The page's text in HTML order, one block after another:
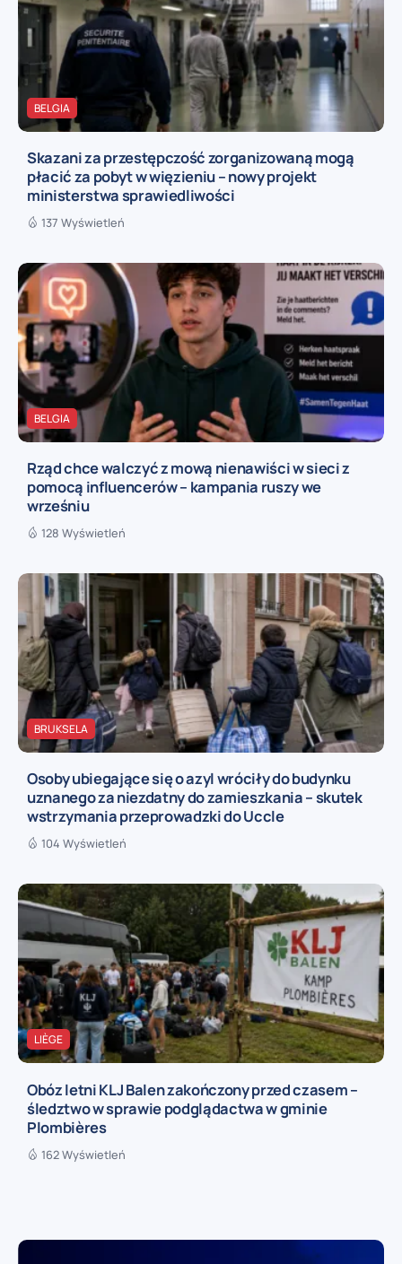
BELGIA
Skazani za przestępczość zorganizowaną mogą
płacić za pobyt w więzieniu – nowy projekt
ministerstwa sprawiedliwości
137 Wyświetleń
BELGIA
Rząd chce walczyć z mową nienawiści w sieci z
pomocą influencerów – kampania ruszy we
wrześniu
128 Wyświetleń
BRUKSELA
Osoby ubiegające się o azyl wróciły do budynku
uznanego za niezdatny do zamieszkania – skutek
wstrzymania przeprowadzki do Uccle
104 Wyświetleń
LIÈGE
Obóz letni KLJ Balen zakończony przed czasem –
śledztwo w sprawie podglądactwa w gminie
Plombières
162 Wyświetleń